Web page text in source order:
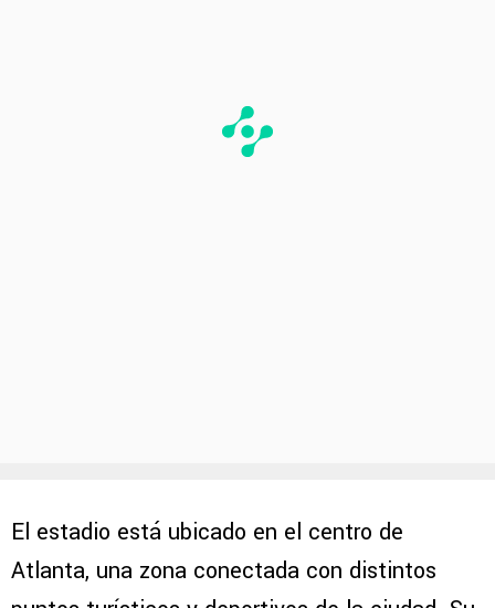
El estadio está ubicado en el centro de
Atlanta, una zona conectada con distintos